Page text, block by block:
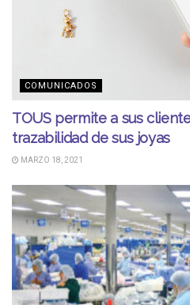
COMUNICADOS
TOUS permite a sus
trazabilidad de sus joyas
MARZO 18, 2021